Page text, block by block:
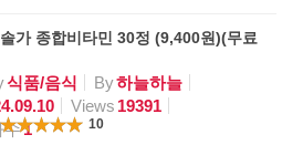
가 종합비타민 30정 (9,400원)(무료
식품/음식 By하늘하늘
Views 19391
수1 10